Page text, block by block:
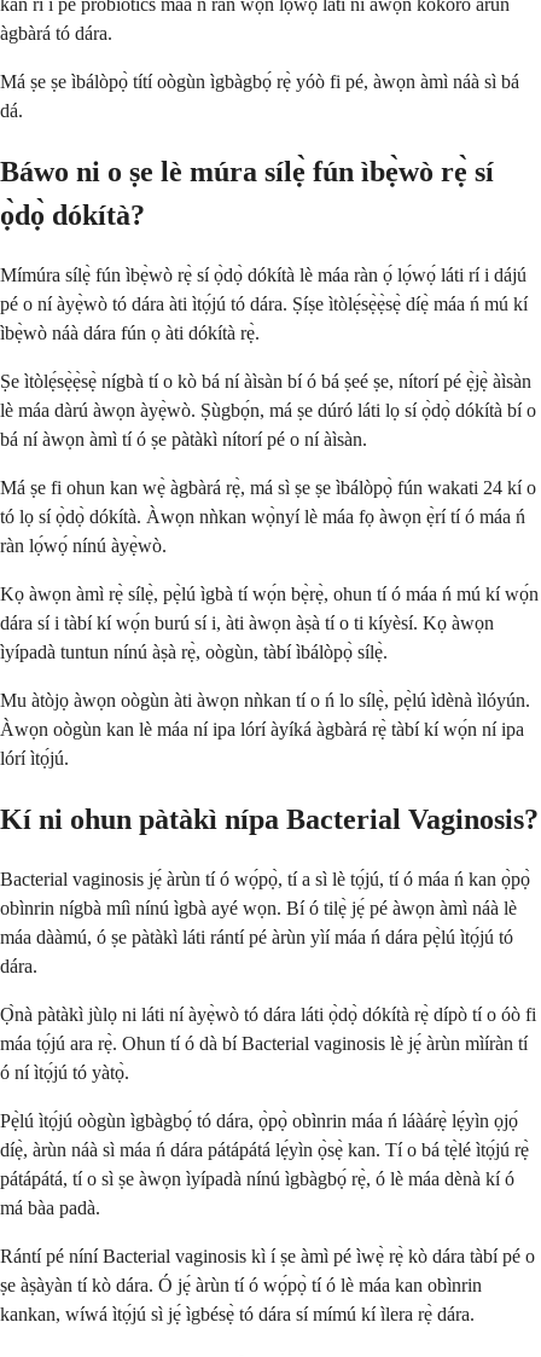
kan rí i pé probiotics máa ń ràn wọn lọ́wọ́ láti ní àwọn kokoro arun
àgbàrá tó dára.
Má ṣe ṣe ìbálòpọ̀ títí oògùn ìgbàgbọ́ rẹ̀ yóò fi pé, àwọn àmì náà sì bá
dá.
Báwo ni o ṣe lè múra sílẹ̀ fún ìbẹ̀wò rẹ̀ sí
ọ̀dọ̀ dókítà?
Mímúra sílẹ̀ fún ìbẹ̀wò rẹ̀ sí ọ̀dọ̀ dókítà lè máa ràn ọ́ lọ́wọ́ láti rí i dájú
pé o ní àyẹ̀wò tó dára àti ìtọ́jú tó dára. Ṣíṣe ìtòlẹ́sẹ̀ẹ̀sẹ̀ díẹ̀ máa ń mú kí
ìbẹ̀wò náà dára fún ọ àti dókítà rẹ̀.
Ṣe ìtòlẹ́sẹ̀ẹ̀sẹ̀ nígbà tí o kò bá ní àìsàn bí ó bá ṣeé ṣe, nítorí pé ẹ̀jẹ̀ àìsàn
lè máa dàrú àwọn àyẹ̀wò. Ṣùgbọ́n, má ṣe dúró láti lọ sí ọ̀dọ̀ dókítà bí o
bá ní àwọn àmì tí ó ṣe pàtàkì nítorí pé o ní àìsàn.
Má ṣe fi ohun kan wẹ̀ àgbàrá rẹ̀, má sì ṣe ṣe ìbálòpọ̀ fún wakati 24 kí o
tó lọ sí ọ̀dọ̀ dókítà. Àwọn nǹkan wọ̀nyí lè máa fọ àwọn ẹ̀rí tí ó máa ń
ràn lọ́wọ́ nínú àyẹ̀wò.
Kọ àwọn àmì rẹ̀ sílẹ̀, pẹ̀lú ìgbà tí wọ́n bẹ̀rẹ̀, ohun tí ó máa ń mú kí wọ́n
dára sí i tàbí kí wọ́n burú sí i, àti àwọn àṣà tí o ti kíyèsí. Kọ àwọn
ìyípadà tuntun nínú àṣà rẹ̀, oògùn, tàbí ìbálòpọ̀ sílẹ̀.
Mu àtòjọ àwọn oògùn àti àwọn nǹkan tí o ń lo sílẹ̀, pẹ̀lú ìdènà ìlóyún.
Àwọn oògùn kan lè máa ní ipa lórí àyíká àgbàrá rẹ̀ tàbí kí wọ́n ní ipa
lórí ìtọ́jú.
Kí ni ohun pàtàkì nípa Bacterial Vaginosis?
Bacterial vaginosis jẹ́ àrùn tí ó wọ́pọ̀, tí a sì lè tọ́jú, tí ó máa ń kan ọ̀pọ̀
obìnrin nígbà míì nínú ìgbà ayé wọn. Bí ó tilẹ̀ jẹ́ pé àwọn àmì náà lè
máa dààmú, ó ṣe pàtàkì láti rántí pé àrùn yìí máa ń dára pẹ̀lú ìtọ́jú tó
dára.
Ọ̀nà pàtàkì jùlọ ni láti ní àyẹ̀wò tó dára láti ọ̀dọ̀ dókítà rẹ̀ dípò tí o óò fi
máa tọ́jú ara rẹ̀. Ohun tí ó dà bí Bacterial vaginosis lè jẹ́ àrùn mìíràn tí
ó ní ìtọ́jú tó yàtọ̀.
Pẹ̀lú ìtọ́jú oògùn ìgbàgbọ́ tó dára, ọ̀pọ̀ obìnrin máa ń láàárẹ̀ lẹ́yìn ọjọ́
díẹ̀, àrùn náà sì máa ń dára pátápátá lẹ́yìn ọ̀sẹ̀ kan. Tí o bá tẹ̀lé ìtọ́jú rẹ̀
pátápátá, tí o sì ṣe àwọn ìyípadà nínú ìgbàgbọ́ rẹ̀, ó lè máa dènà kí ó
má bàa padà.
Rántí pé níní Bacterial vaginosis kì í ṣe àmì pé ìwẹ̀ rẹ̀ kò dára tàbí pé o
ṣe àṣàyàn tí kò dára. Ó jẹ́ àrùn tí ó wọ́pọ̀ tí ó lè máa kan obìnrin
kankan, wíwá ìtọ́jú sì jẹ́ ìgbésẹ̀ tó dára sí mímú kí ìlera rẹ̀ dára.